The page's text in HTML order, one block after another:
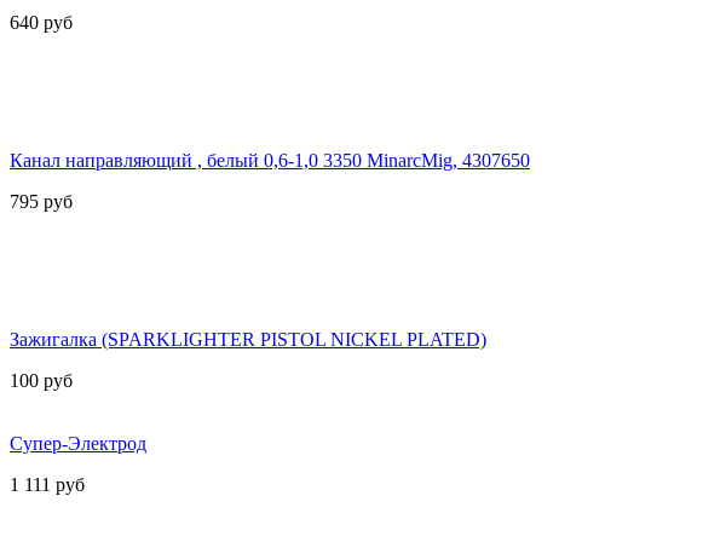
640 руб
Канал направляющий , белый 0,6-1,0 3350 MinarcMig, 4307650
795 руб
Зажигалка (SPARKLIGHTER PISTOL NICKEL PLATED)
100 руб
Супер-Электрод
1 111 руб